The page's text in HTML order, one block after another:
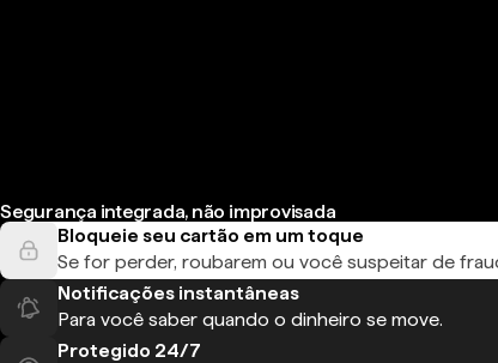
Segurança integrada, não improvisada
Bloqueie seu cartão em um toque
Se for perder, roubarem ou você suspeitar de
Notificações instantâneas
Para você saber quando o dinheiro se move.
Protegido 24/7